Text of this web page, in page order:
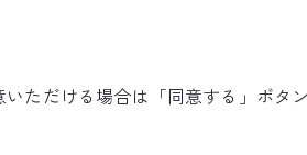
©NARITA INTERNATIONAL AIRPORT
ただける場合は「同意する」ボタ